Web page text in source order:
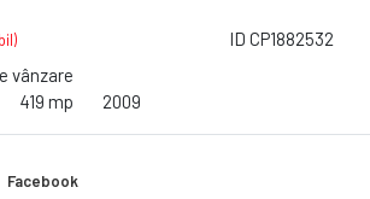
ID CP1882532
vânzare
419 mp 2009
Facebook